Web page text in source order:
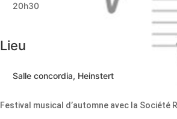
20h30
Lieu
Salle concordia, Heinstert
Festival musical d’automne avec la Société